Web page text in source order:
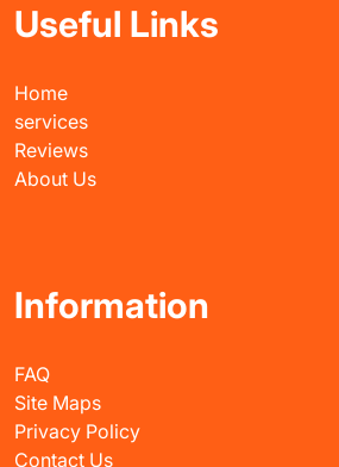
Useful Links
Home
services
Reviews
About Us
Information
FAQ
Site Maps
Privacy Policy
Contact Us